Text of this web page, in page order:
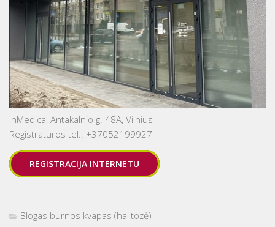
InMedica, Antakalnio g. 48A, Vilnius
Registratūros tel.: +37052199927
REGISTRACIJA INTERNETU
Blogas burnos kvapas (halitozė)